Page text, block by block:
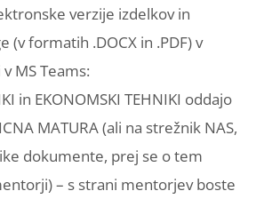
verzije izdelkov in
(v formatih .DOCX in .PDF) v
MS Teams:
in EKONOMSKI TEHNIKI oddajo
MATURA (ali na strežnik NAS,
dokumente, prej se o tem
– s strani mentorjev boste